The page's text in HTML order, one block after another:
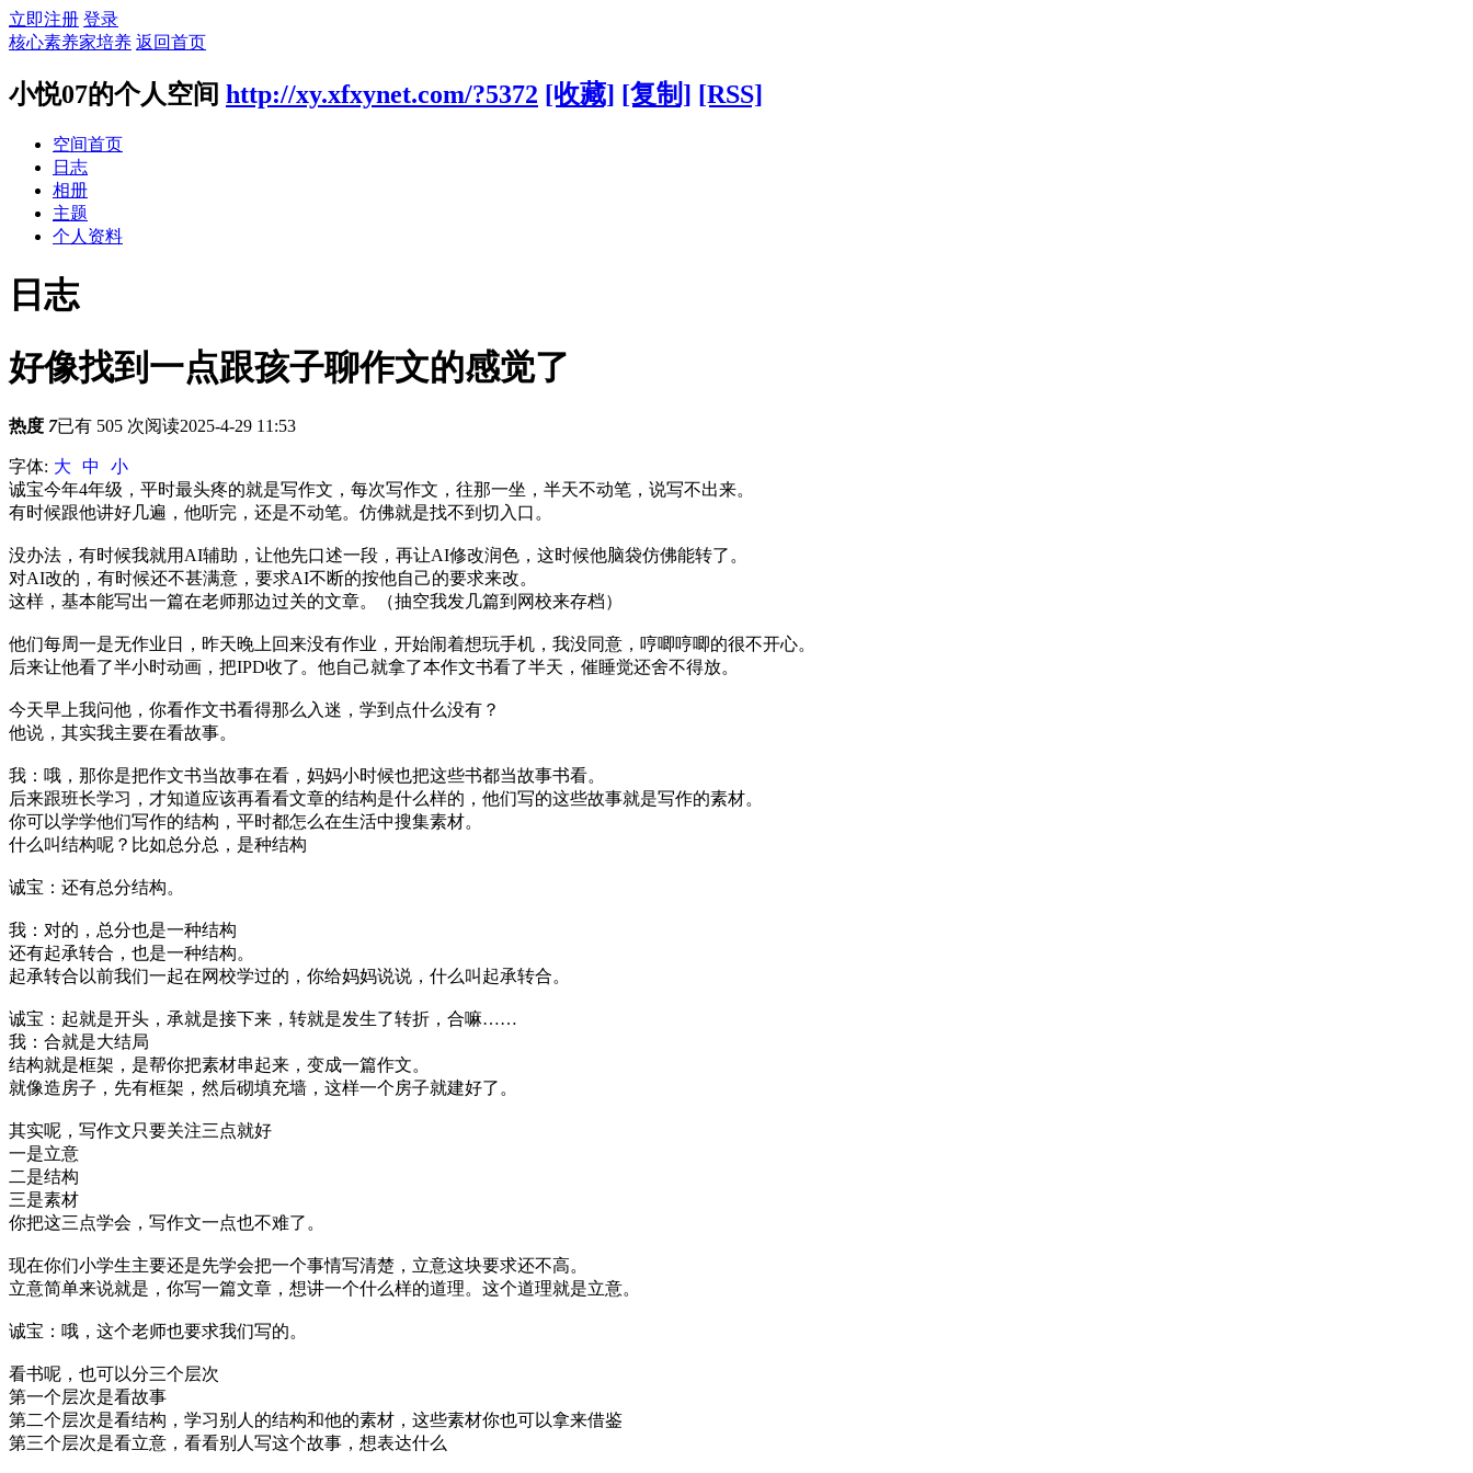
立即注册 登录
核心素养家培养 返回首页
小悦07的个人空间 http://xy.xfxynet.com/?5372 [收藏] [复制] [RSS]
空间首页
日志
相册
主题
个人资料
日志
好像找到一点跟孩子聊作文的感觉了
热度 7已有 505 次阅读2025-4-29 11:53
字体: 大 中
小
诚宝今年4年级，平时最头疼的就是写作文，每次写作文，往那一坐，半天不动笔，说写不出来。
有时候跟他讲好几遍，他听完，还是不动笔。仿佛就是找不到切入口。
没办法，有时候我就用AI辅助，让他先口述一段，再让AI修改润色，这时候他脑袋仿佛能转了。
对AI改的，有时候还不甚满意，要求AI不断的按他自己的要求来改。
这样，基本能写出一篇在老师那边过关的文章。（抽空我发几篇到网校来存档）
他们每周一是无作业日，昨天晚上回来没有作业，开始闹着想玩手机，我没同意，哼唧哼唧的很不开心。
后来让他看了半小时动画，把IPD收了。他自己就拿了本作文书看了半天，催睡觉还舍不得放。
今天早上我问他，你看作文书看得那么入迷，学到点什么没有？
他说，其实我主要在看故事。
我：哦，那你是把作文书当故事在看，妈妈小时候也把这些书都当故事书看。
后来跟班长学习，才知道应该再看看文章的结构是什么样的，他们写的这些故事就是写作的素材。
你可以学学他们写作的结构，平时都怎么在生活中搜集素材。
什么叫结构呢？比如总分总，是种结构
诚宝：还有总分结构。
我：对的，总分也是一种结构
还有起承转合，也是一种结构。
起承转合以前我们一起在网校学过的，你给妈妈说说，什么叫起承转合。
诚宝：起就是开头，承就是接下来，转就是发生了转折，合嘛……
我：合就是大结局
结构就是框架，是帮你把素材串起来，变成一篇作文。
就像造房子，先有框架，然后砌填充墙，这样一个房子就建好了。
其实呢，写作文只要关注三点就好
一是立意
二是结构
三是素材
你把这三点学会，写作文一点也不难了。
现在你们小学生主要还是先学会把一个事情写清楚，立意这块要求还不高。
立意简单来说就是，你写一篇文章，想讲一个什么样的道理。这个道理就是立意。
诚宝：哦，这个老师也要求我们写的。
看书呢，也可以分三个层次
第一个层次是看故事
第二个层次是看结构，学习别人的结构和他的素材，这些素材你也可以拿来借鉴
第三个层次是看立意，看看别人写这个故事，想表达什么